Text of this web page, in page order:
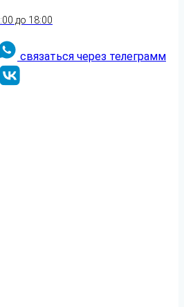
до 18:00
связаться через телеграмм